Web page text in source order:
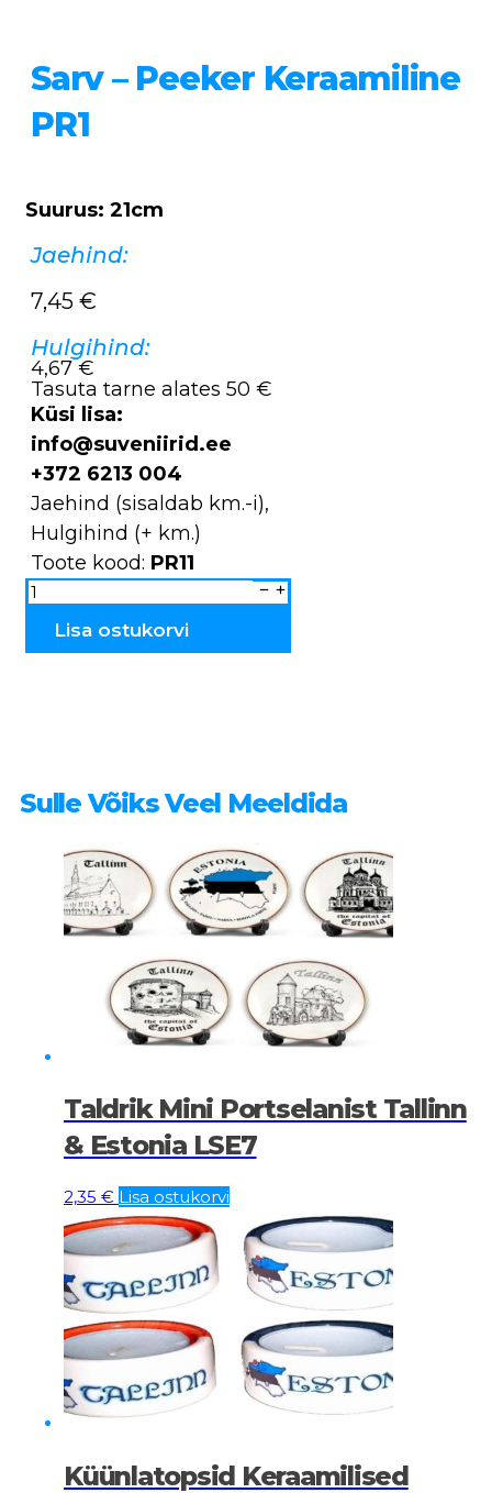
Sarv – Peeker Keraamiline
PR1
Suurus: 21cm
Jaehind:
7,45 €
Hulgihind:
4,67 €
Tasuta tarne alates 50 €
Küsi lisa:
info@suveniirid.ee
+372 6213 004
Jaehind (sisaldab km.-i),
Hulgihind (+ km.)
Toote kood: PR11
Sarv
peeker
kogusLisa ostukorvi
Sulle Võiks Veel Meeldida
Taldrik Mini Portselanist Tallinn
& Estonia LSE7
2,35 € Lisa ostukorvi
Küünlatopsid Keraamilised